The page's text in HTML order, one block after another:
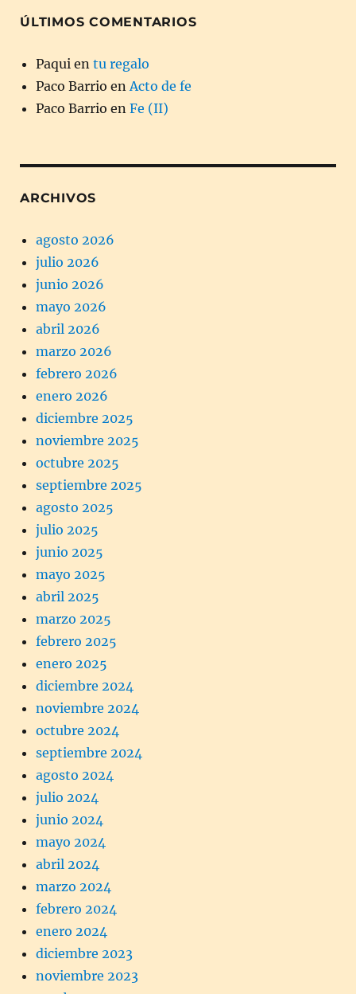
ÚLTIMOS COMENTARIOS
Paqui en tu regalo
Paco Barrio enActo de fe
Paco Barrio en Fe (II)
ARCHIVOS
agosto 2026
julio 2026
junio 2026
mayo 2026
abril 2026
marzo 2026
febrero 2026
enero 2026
diciembre 2025
noviembre 2025
octubre 2025
septiembre 2025
agosto 2025
julio 2025
junio 2025
mayo 2025
abril 2025
marzo 2025
febrero 2025
enero 2025
diciembre 2024
noviembre 2024
octubre 2024
septiembre 2024
agosto 2024
julio 2024
junio 2024
mayo 2024
abril 2024
marzo 2024
febrero 2024
enero 2024
diciembre 2023
noviembre 2023